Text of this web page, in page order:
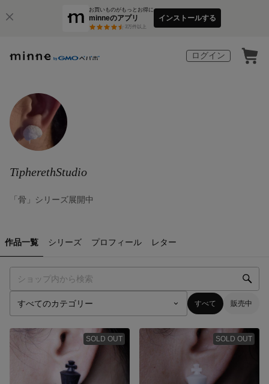
お買いものがもっとお得に
minneのアプリ
3万件以上
インストールする
ログイン
TipherethStudio
「骨」シリーズ展開中
作品一覧 シリーズ プロフィール レター
すべて 販売中
SOLD OUT SOLD OUT